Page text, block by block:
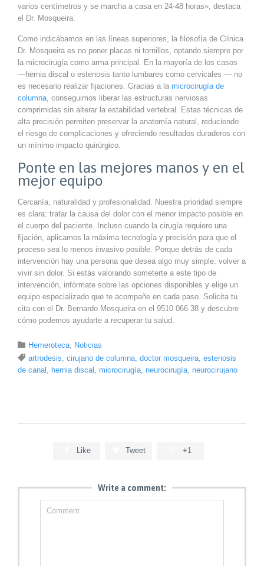
varios centímetros y se marcha a casa en 24-48 horas», destaca
el Dr. Mosqueira.
Como indicábamos en las líneas superiores, la filosofía de Clínica
Dr. Mosqueira es no poner placas ni tornillos, optando siempre por
la microcirugía como arma principal. En la mayoría de los casos
—hernia discal o estenosis tanto lumbares como cervicales — no
es necesario realizar fijaciones. Gracias a la microcirugía de
columna, conseguimos liberar las estructuras nerviosas
comprimidas sin alterar la estabilidad vertebral. Estas técnicas de
alta precisión permiten preservar la anatomía natural, reduciendo
el riesgo de complicaciones y ofreciendo resultados duraderos con
un mínimo impacto quirúrgico.
Ponte en las mejores manos y en el
mejor equipo
Cercanía, naturalidad y profesionalidad. Nuestra prioridad siempre
es clara: tratar la causa del dolor con el menor impacto posible en
el cuerpo del paciente. Incluso cuando la cirugía requiere una
fijación, aplicamos la máxima tecnología y precisión para que el
proceso sea lo menos invasivo posible. Porque detrás de cada
intervención hay una persona que desea algo muy simple: volver a
vivir sin dolor. Si estás valorando someterte a este tipo de
intervención, infórmate sobre las opciones disponibles y elige un
equipo especializado que te acompañe en cada paso. Solicita tu
cita con el Dr. Bernardo Mosqueira en el 9510 066 38 y descubre
cómo podemos ayudarte a recuperar tu salud.
 Category
Hemeroteca Noticias
 Tags
artrodesis cirujano de columna doctor mosqueira estenosis
de canal
hernia discal microcirugía neurocirugía neurocirujano
Like Tweet +1
Write a comment: